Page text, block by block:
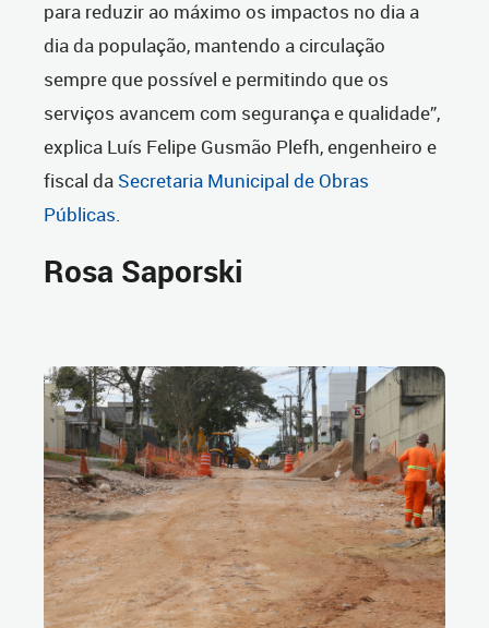
para reduzir ao máximo os impactos no dia a
dia da população, mantendo a circulação
sempre que possível e permitindo que os
serviços avancem com segurança e qualidade”,
explica Luís Felipe Gusmão Plefh, engenheiro e
fiscal da Secretaria Municipal de Obras
Públicas
Rosa Saporski